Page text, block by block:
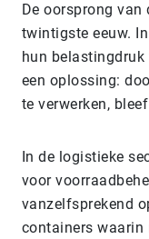
De oorsprong
twintigste eeuw.
hun
een oplossing:
te verwerken,
In de logistieke
voor
vanzelfsprekend
containers waarin